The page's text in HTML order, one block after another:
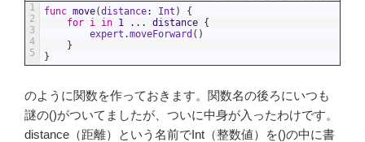
1
2
3
4
5
func move(distance: Int )
{
for i in 1 ... distance {
expert .moveForward ( )
}
}
のように関数を作っておきます。関数名の後ろにいつも
謎の()がついてましたが、ついに中身が入ったわけです。
distance（距離）という名前でInt（整数値）を()の中に書